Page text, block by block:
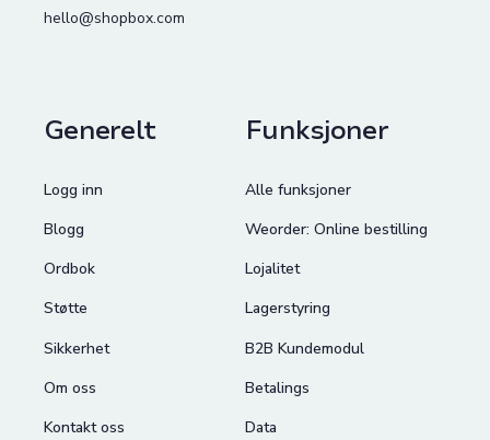
hello@shopbox.com
Generelt
Logg inn
Blogg
Ordbok
Støtte
Sikkerhet
Om oss
Kontakt oss
Funksjoner
Alle funksjoner
Weorder: Online bestilling
Lojalitet
Lagerstyring
B2B Kundemodul
Betalings
Data